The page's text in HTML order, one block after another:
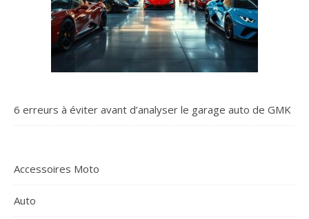
6 erreurs à éviter avant d’analyser le garage auto de GMK
Accessoires Moto
Auto